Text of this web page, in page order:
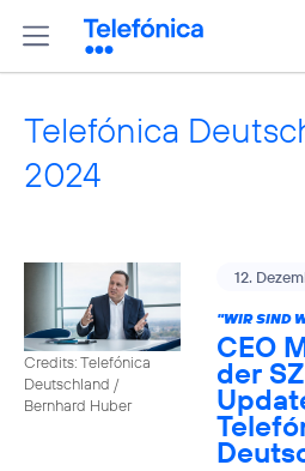
Telefónica
2024
Credits: Telefónica
Deutschland /
Bernhard Huber
12.
"WIR SIND
CEO
der